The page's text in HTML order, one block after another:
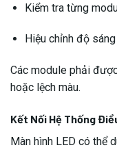
Kiểm tra từng
Hiệu chỉnh độ
Các module phải
hoặc lệch màu.
Kết Nối Hệ Thống
Màn hình LED có thể